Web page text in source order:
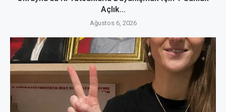
Açlık...
Ağustos 6, 2026